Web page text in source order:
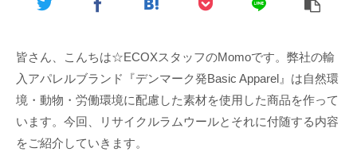
皆さん、こんちは☆ECOXスタッフのMomoです。弊社の輸
入アパレルブランド『デンマーク発Basic Apparel』は自然環
境・動物・労働環境に配慮した素材を使用した商品を作って
います。今回、リサイクルラムウールとそれに付随する内容
をご紹介していきます。